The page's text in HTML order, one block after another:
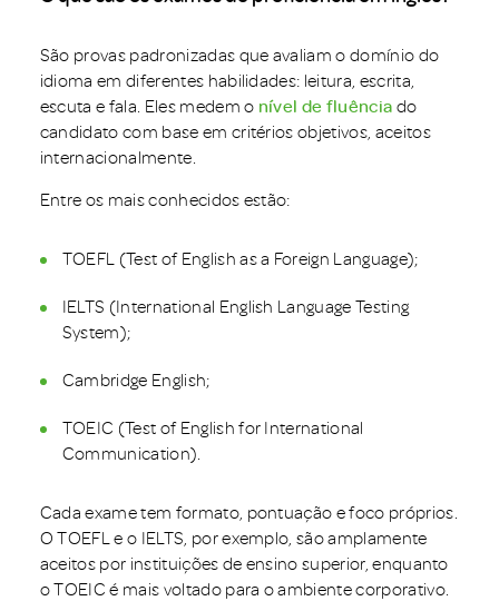
São provas padronizadas que avaliam o domínio do
idioma em diferentes habilidades: leitura, escrita,
escuta e fala. Eles medem o nível de fluência do
candidato com base em critérios objetivos, aceitos
internacionalmente.
Entre os mais conhecidos estão:
TOEFL (Test of English as a Foreign Language);
IELTS (International English Language Testing
System);
Cambridge English;
TOEIC (Test of English for International
Communication).
Cada exame tem formato, pontuação e foco próprios.
O TOEFL e o IELTS, por exemplo, são amplamente
aceitos por instituições de ensino superior, enquanto
o TOEIC é mais voltado para o ambiente corporativo.